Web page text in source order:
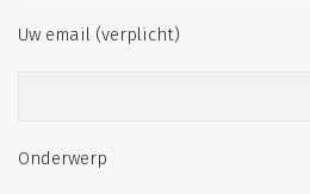
Uw email (verplicht)
Onderwerp